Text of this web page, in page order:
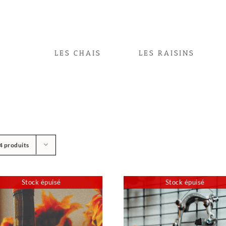
LES CHAIS LES RAISINS
produits
Stock épuisé Stock épuisé